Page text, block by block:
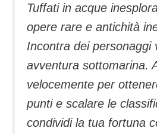
Tuffati in acque
opere rare e antichità
Incontra dei personaggi
avventura sottomarina.
velocemente per
punti e scalare le
condividi la tua fortuna